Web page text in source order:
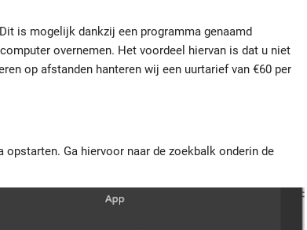
is mogelijk dankzij een programma genaamd
overnemen. Het voordeel hiervan is dat u niet
op afstanden hanteren wij een uurtarief van €60 per
Ga hiervoor naar de zoekbalk onderin de